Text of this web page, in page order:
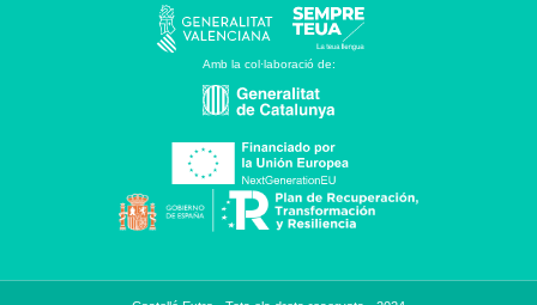
Amb la col·laboració de: